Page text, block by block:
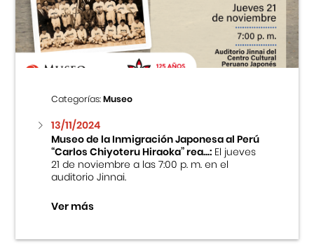
Centro Cultural Peruano Japonés
Cursos
Museo de la Inmigración Japonesa
Fondo Editorial
Teatro Peruano Japonés
Categorías:Museo
13/11/2024
Museo de la Inmigración Japonesa al Perú
“Carlos Chiyoteru Hiraoka” rea...:El jueves
21 de noviembre a las 7:00 p. m. en el
auditorio Jinnai.
Ver más